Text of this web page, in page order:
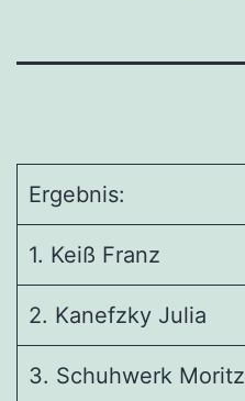
Ergebnis:
1. Keiß Franz
2. Kanefzky Julia
3. Schuhwerk Moritz